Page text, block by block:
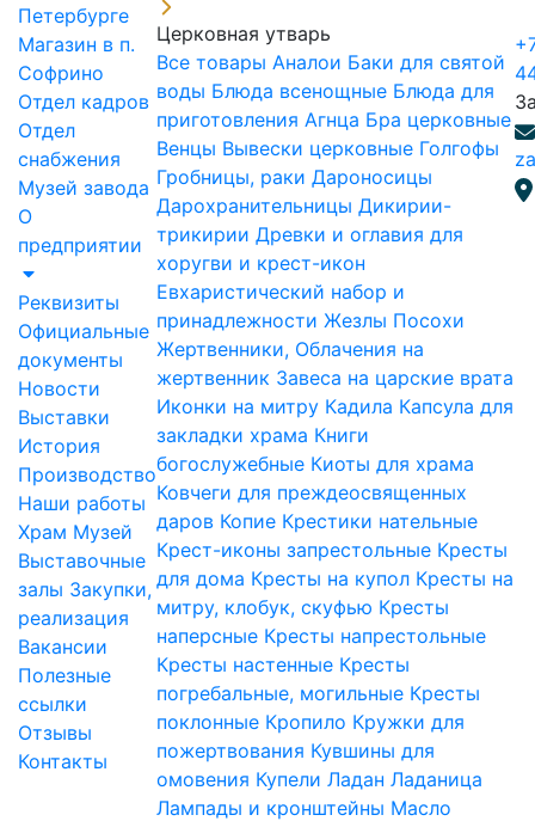
Петербурге
Магазин в п.
Софрино
Отдел кадров
Отдел
снабжения
Музей завода
О
предприятии
Реквизиты
Официальные
документы
Новости
Выставки
История
Производство
Наши работы
Храм Музей
Выставочные
залы Закупки,
реализация
Вакансии
Полезные
ссылки
Отзывы
Контакты
Церковная утварь
Все товары Аналои Баки для святой
воды Блюда всенощные Блюда для
приготовления Агнца Бра церковные
Венцы Вывески церковные Голгофы
Гробницы, раки Дароносицы
Дарохранительницы Дикирии-
трикирии Древки и оглавия для
хоругви и крест-икон
Евхаристический набор и
принадлежности Жезлы Посохи
Жертвенники, Облачения на
жертвенник Завеса на царские врата
Иконки на митру Кадила Капсула для
закладки храма Книги
богослужебные Киоты для храма
Ковчеги для преждеосвященных
даров Копие Крестики нательные
Крест-иконы запрестольные Кресты
для дома Кресты на купол Кресты на
митру, клобук, скуфью Кресты
наперсные Кресты напрестольные
Кресты настенные Кресты
погребальные, могильные Кресты
поклонные Кропило Кружки для
пожертвования Кувшины для
омовения Купели Ладан Ладаница
Лампады и кронштейны Масло